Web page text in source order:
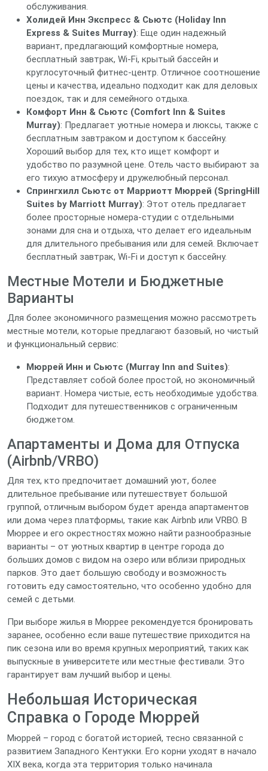
обслуживания.
Холидей Инн Экспресс & Сьютс (Holiday Inn
Express & Suites Murray): Еще один надежный
вариант, предлагающий комфортные номера,
бесплатный завтрак, Wi-Fi, крытый бассейн и
круглосуточный фитнес-центр. Отличное соотношение
цены и качества, идеально подходит как для деловых
поездок, так и для семейного отдыха.
Комфорт Инн & Сьютс (Comfort Inn & Suites
Murray): Предлагает уютные номера и люксы, также с
бесплатным завтраком и доступом к бассейну.
Хороший выбор для тех, кто ищет комфорт и
удобство по разумной цене. Отель часто выбирают за
его тихую атмосферу и дружелюбный персонал.
Спрингхилл Сьютс от Марриотт Мюррей (SpringHill
Suites by Marriott Murray): Этот отель предлагает
более просторные номера-студии с отдельными
зонами для сна и отдыха, что делает его идеальным
для длительного пребывания или для семей. Включает
бесплатный завтрак, Wi-Fi и доступ к бассейну.
Местные Мотели и Бюджетные
Варианты
Для более экономичного размещения можно рассмотреть
местные мотели, которые предлагают базовый, но чистый
и функциональный сервис:
Мюррей Инн и Сьютс (Murray Inn and Suites):
Представляет собой более простой, но экономичный
вариант. Номера чистые, есть необходимые удобства.
Подходит для путешественников с ограниченным
бюджетом.
Апартаменты и Дома для Отпуска
(Airbnb/VRBO)
Для тех, кто предпочитает домашний уют, более
длительное пребывание или путешествует большой
группой, отличным выбором будет аренда апартаментов
или дома через платформы, такие как Airbnb или VRBO. В
Мюррее и его окрестностях можно найти разнообразные
варианты – от уютных квартир в центре города до
больших домов с видом на озеро или вблизи природных
парков. Это дает большую свободу и возможность
готовить еду самостоятельно, что особенно удобно для
семей с детьми.
При выборе жилья в Мюррее рекомендуется бронировать
заранее, особенно если ваше путешествие приходится на
пик сезона или во время крупных мероприятий, таких как
выпускные в университете или местные фестивали. Это
гарантирует вам лучший выбор и цены.
Небольшая Историческая
Справка о Городе Мюррей
Мюррей – город с богатой историей, тесно связанной с
развитием Западного Кентукки. Его корни уходят в начало
XIX века, когда эта территория только начинала